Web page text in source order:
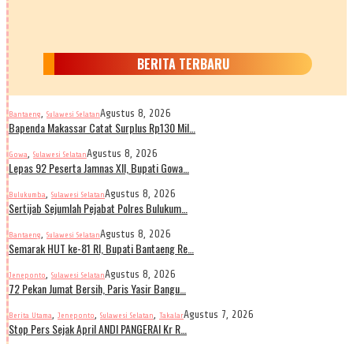
BERITA TERBARU
Bantaeng, Sulawesi SelatanAgustus 8, 2026
Bapenda Makassar Catat Surplus Rp130 Mil…
Gowa, Sulawesi SelatanAgustus 8, 2026
Lepas 92 Peserta Jamnas XII, Bupati Gowa…
Bulukumba, Sulawesi SelatanAgustus 8, 2026
Sertijab Sejumlah Pejabat Polres Bulukum…
Bantaeng, Sulawesi SelatanAgustus 8, 2026
Semarak HUT ke-81 RI, Bupati Bantaeng Re…
Jeneponto, Sulawesi SelatanAgustus 8, 2026
72 Pekan Jumat Bersih, Paris Yasir Bangu…
Berita Utama, Jeneponto, Sulawesi Selatan, TakalarAgustus 7, 2026
Stop Pers Sejak April ANDI PANGERAI Kr R…